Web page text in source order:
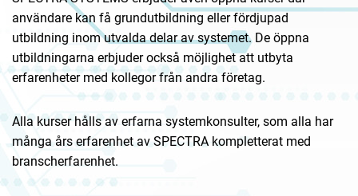
användare kan få grundutbildning eller fördjupad
utbildning inom utvalda delar av systemet. De öppna
utbildningarna erbjuder också möjlighet att utbyta
erfarenheter med kollegor från andra företag.
Alla kurser hålls av erfarna systemkonsulter, som alla har
många års erfarenhet av SPECTRA kompletterat med
branscherfarenhet.